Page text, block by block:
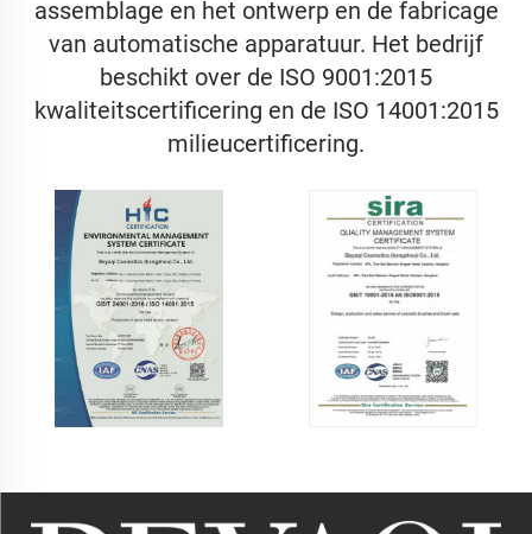
assemblage en het ontwerp en de fabricage
van automatische apparatuur. Het bedrijf
beschikt over de ISO 9001:2015
kwaliteitscertificering en de ISO 14001:2015
milieucertificering.